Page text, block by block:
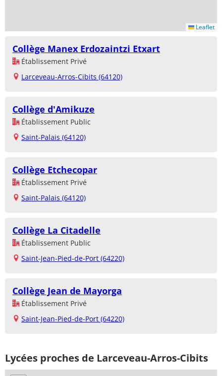
Leaflet
Collège Manex Erdozaintzi Etxart
Établissement Privé
Larceveau-Arros-Cibits (64120)
Collège d'Amikuze
Établissement Public
Saint-Palais (64120)
Collège Etchecopar
Établissement Privé
Saint-Palais (64120)
Collège La Citadelle
Établissement Public
Saint-Jean-Pied-de-Port (64220)
Collège Jean de Mayorga
Établissement Privé
Saint-Jean-Pied-de-Port (64220)
Lycées proches de Larceveau-Arros-Cibits